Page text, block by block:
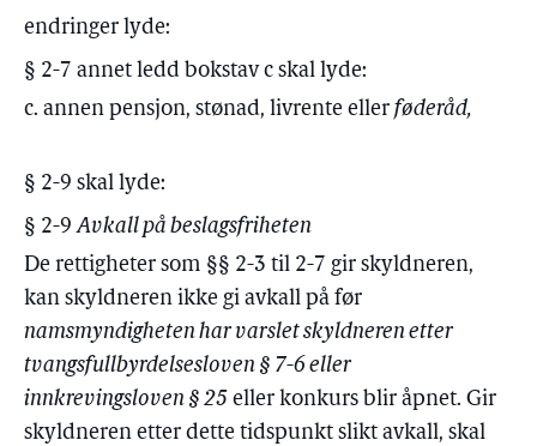
endringer lyde:
§ 2-7 annet ledd bokstav c skal lyde:
c. annen pensjon, stønad, livrente eller føderåd,
§ 2-9 skal lyde:
§ 2-9Avkall på beslagsfriheten
De rettigheter som §§ 2-3 til 2-7 gir skyldneren,
kan skyldneren ikke gi avkall på før
namsmyndigheten har varslet skyldneren etter
tvangsfullbyrdelsesloven § 7-6 eller
innkrevingsloven § 25 eller konkurs blir åpnet. Gir
skyldneren etter dette tidspunkt slikt avkall, skal